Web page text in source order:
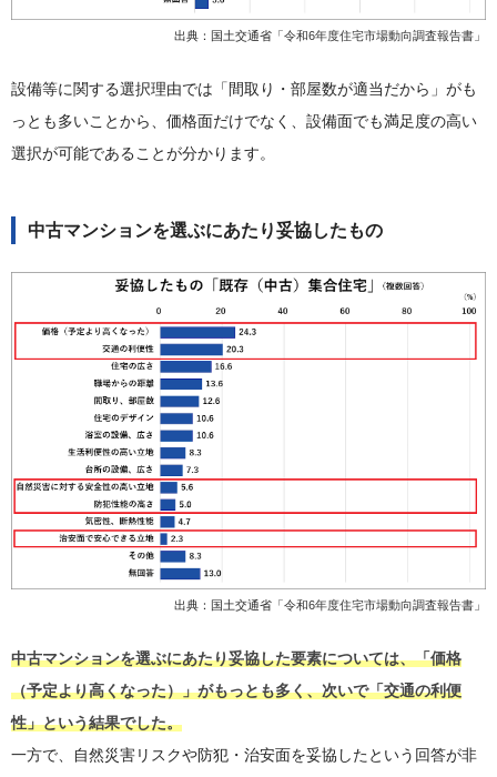
出典：国土交通省「 令和6年度住宅市場動向調査報告書 」
設備等に関する選択理由では「間取り・部屋数が適当だから」がも
っとも多いことから、価格面だけでなく、設備面でも満足度の高い
選択が可能であることが分かります。
中古マンションを選ぶにあたり妥協したもの
出典：国土交通省「令和6年度住宅市場動向調査報告書 」
中古マンションを選ぶにあたり妥協した要素については、「価格
（予定より高くなった）」がもっとも多く、次いで「交通の利便
性」という結果でした。
一方で、自然災害リスクや防犯・治安面を妥協したという回答が非